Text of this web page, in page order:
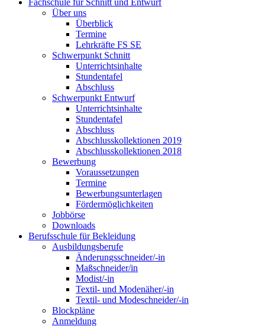
Fachschule für Schnitt und Entwurf
Über uns
Überblick
Termine
Lehrkräfte FS SE
Schwerpunkt Schnitt
Unterrichtsinhalte
Stundentafel
Abschluss
Schwerpunkt Entwurf
Unterrichtsinhalte
Stundentafel
Abschluss
Abschlusskollektionen 2019
Abschlusskollektionen 2018
Bewerbung
Voraussetzungen
Termine
Bewerbungsunterlagen
Fördermöglichkeiten
Jobbörse
Downloads
Berufsschule für Bekleidung
Ausbildungsberufe
Änderungsschneider/-in
Maßschneider/in
Modist/-in
Textil- und Modenäher/-in
Textil- und Modeschneider/-in
Blockpläne
Anmeldung